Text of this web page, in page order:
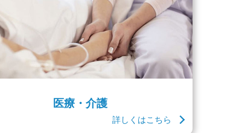
医療・介護
詳しくはこちら